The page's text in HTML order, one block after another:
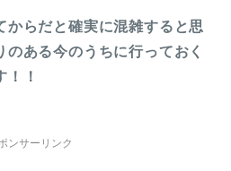
からだと確実に混雑すると思
ある今のうちに行っておく
！！
ンサーリンク